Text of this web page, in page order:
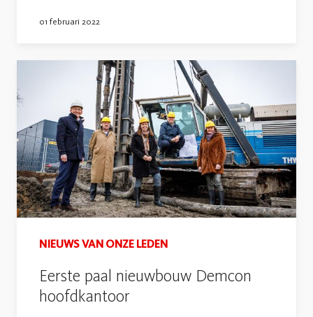
01 februari 2022
NIEUWS VAN ONZE LEDEN
Eerste paal nieuwbouw Demcon
hoofdkantoor